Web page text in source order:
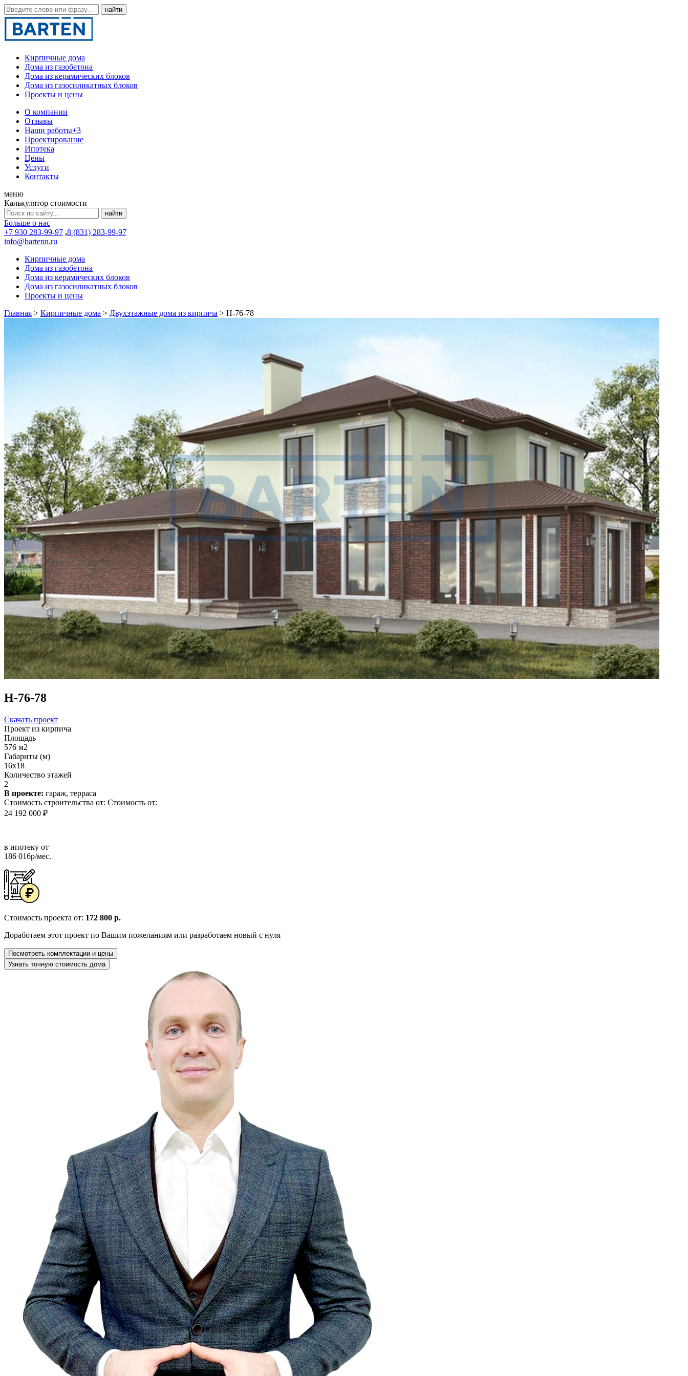
Кирпичные дома
Дома из газобетона
Дома из керамических блоков
Дома из газосиликатных блоков
Проекты и цены
О компании
Отзывы
Наши работы+3
Проектирование
Ипотека
Цены
Услуги
Контакты
меню
Калькулятор стоимости
Больше о нас
+7 930 283-99-97 ,8 (831) 283-99-97
info@bartenn.ru
Кирпичные дома
Дома из газобетона
Дома из керамических блоков
Дома из газосиликатных блоков
Проекты и цены
Главная > Кирпичные дома > Двухэтажные дома из кирпича > Н-76-78
Н-76-78
Скачать проект
Проект из кирпича
Площадь
576 м2
Габариты (м)
16x18
Количество этажей
2
В проекте: гараж, терраса
Стоимость строительства от: Стоимость от:
24 192 000 ₽
в ипотеку от
186 016р/мес.
Стоимость проекта от: 172 800 р.
Доработаем этот проект по Вашим пожеланиям или разработаем новый с нуля
Посмотреть комплектации и цены
Узнать точную стоимость дома